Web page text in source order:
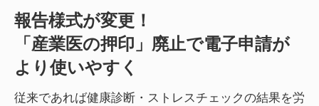
報告様式が変更！
「産業医の押印」廃止で電子申請が
より使いやすく
従来であれば健康診断・ストレスチェックの結果を労